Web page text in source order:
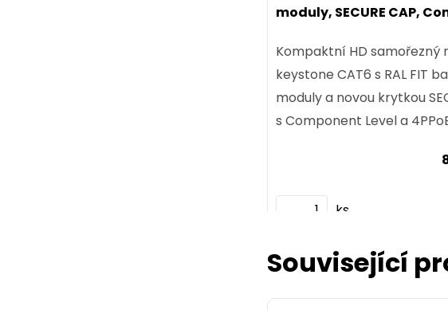
moduly, SECURE CAP,
Kompaktní HD samořezný
keystone CAT6 s RAL FIT
moduly a novou krytkou
s Component Level a
ks
Související